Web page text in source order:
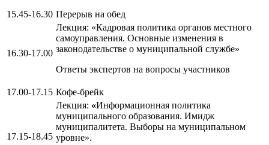
15.45-16.30 Перерыв на обед
16.30-17.00
Лекция: «Кадровая политика органов местного
самоуправления. Основные изменения в
законодательстве о муниципальной службе»
Ответы экспертов на вопросы участников
17.00-17.15 Кофе-брейк
17.15-18.45
Лекция: «Информационная политика
муниципального образования. Имидж
муниципалитета. Выборы на муниципальном
уровне».